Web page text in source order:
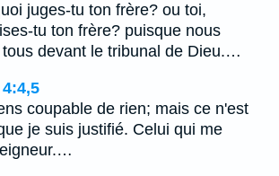
juges-tu ton frère? ou toi,
tu ton frère? puisque nous
devant le tribunal de Dieu.…
coupable de rien; mais ce n'est
je suis justifié. Celui qui me